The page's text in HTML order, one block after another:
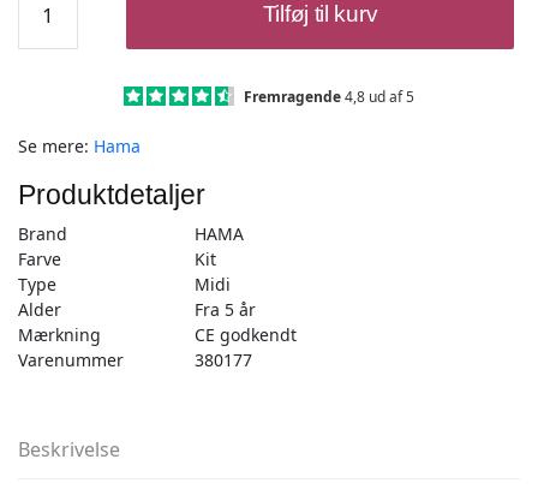
Perler
–
Midi
77)
antal
Tilføj til kurv
Fremragende4,8 ud af 5
Se mere: Hama
Produktdetaljer
Brand
HAMA
Farve
Kit
Type
Midi
Alder
Fra 5 år
Mærkning
CE godkendt
Varenummer
380177
Beskrivelse